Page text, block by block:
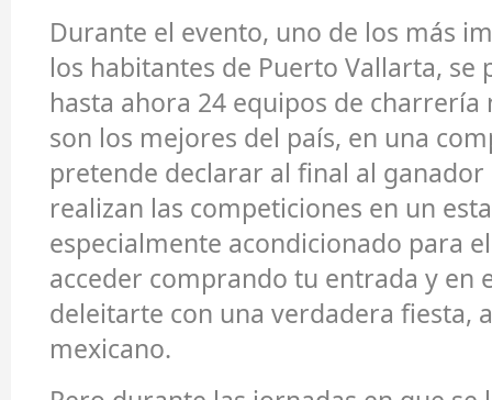
Durante el evento, uno de los más
los habitantes de Puerto Vallarta, se
hasta ahora 24 equipos de charrería
son los mejores del país, en una
pretende declarar al final al ganador
realizan las competiciones en un
especialmente acondicionado para
acceder comprando tu entrada y en
deleitarte con una verdadera fiesta,
mexicano.